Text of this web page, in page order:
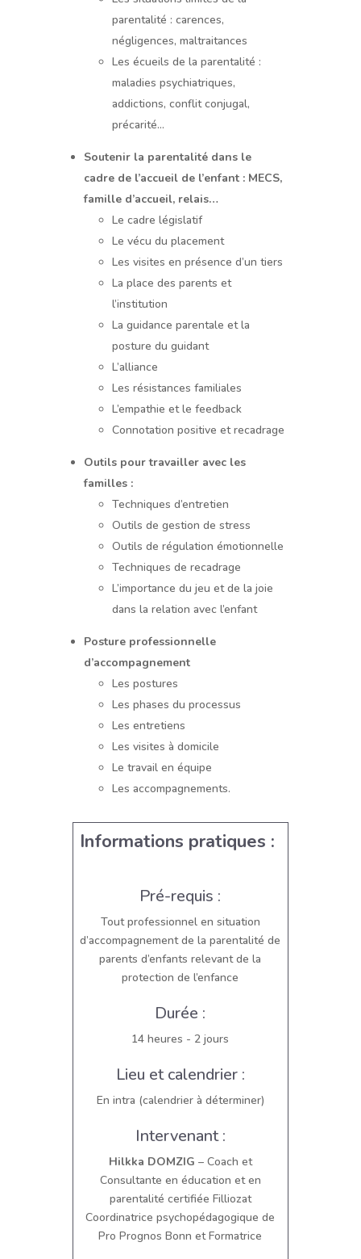
parentalité : carences,
négligences, maltraitances
Les écueils de la parentalité :
maladies psychiatriques,
addictions, conflit conjugal,
précarité…
Soutenir la parentalité dans le
cadre de l’accueil de l’enfant : MECS,
famille d’accueil, relais…
Le cadre législatif
Le vécu du placement
Les visites en présence d’un tiers
La place des parents et
l’institution
La guidance parentale et la
posture du guidant
L’alliance
Les résistances familiales
L’empathie et le feedback
Connotation positive et recadrage
Outils pour travailler avec les
familles :
Techniques d’entretien
Outils de gestion de stress
Outils de régulation émotionnelle
Techniques de recadrage
L’importance du jeu et de la joie
dans la relation avec l’enfant
Posture professionnelle
d’accompagnement
Les postures
Les phases du processus
Les entretiens
Les visites à domicile
Le travail en équipe
Les accompagnements.
Informations pratiques :
Pré-requis :
Tout professionnel en situation
d’accompagnement de la parentalité de
parents d’enfants relevant de la
protection de l’enfance
Durée :
14 heures - 2 jours
Lieu et calendrier :
En intra (calendrier à déterminer)
Intervenant :
Hilkka DOMZIG – Coach et
Consultante en éducation et en
parentalité certifiée Filliozat
Coordinatrice psychopédagogique de
Pro Prognos Bonn et Formatrice